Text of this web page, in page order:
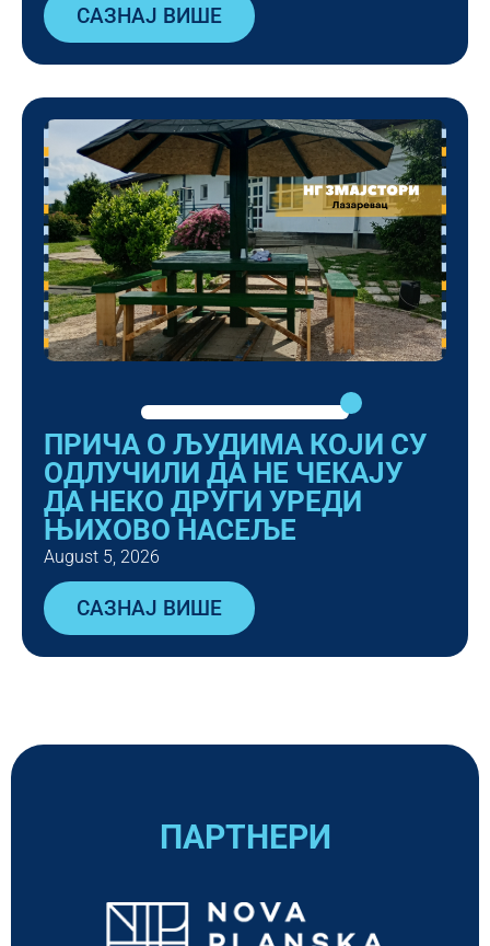
САЗНАЈ ВИШЕ
ПРИЧА О ЉУДИМА КОЈИ СУ
ОДЛУЧИЛИ ДА НЕ ЧЕКАЈУ
ДА НЕКО ДРУГИ УРЕДИ
ЊИХОВО НАСЕЉЕ
August 5, 2026
САЗНАЈ ВИШЕ
ПАРТНЕРИ